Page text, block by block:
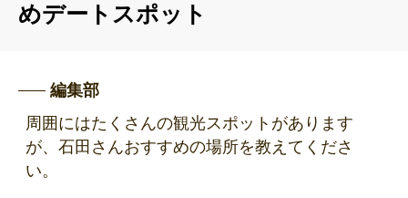
めデートスポット
編集部
周囲にはたくさんの観光スポットがあります
が、石田さんおすすめの場所を教えてくださ
い。